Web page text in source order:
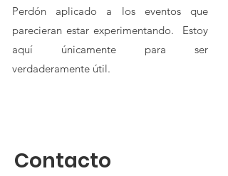
Perdón aplicado a los eventos que
parecieran estar experimentando. Estoy
aquí únicamente para ser
verdaderamente útil.
Contacto